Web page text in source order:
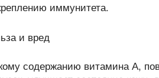
иммунитета.
содержанию витамина А,